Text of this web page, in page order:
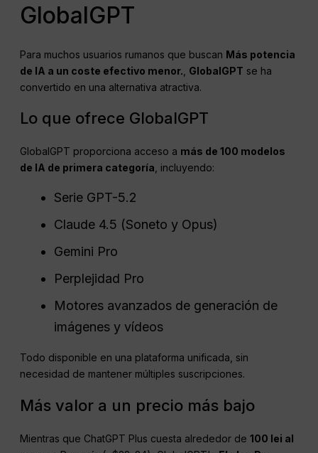
GlobalGPT
Para muchos usuarios rumanos que buscan Más potencia
de IA a un coste efectivo menor. GlobalGPT se ha
convertido en una alternativa atractiva.
Lo que ofrece GlobalGPT
GlobalGPT proporciona acceso a más de 100 modelos
de IA de primera categoría , incluyendo:
Serie GPT-5.2
Claude 4.5 (Soneto y Opus)
Gemini Pro
Perplejidad Pro
Motores avanzados de generación de
imágenes y vídeos
Todo disponible en una plataforma unificada, sin
necesidad de mantener múltiples suscripciones.
Más valor a un precio más bajo
Mientras que ChatGPT Plus cuesta alrededor de100 lei al